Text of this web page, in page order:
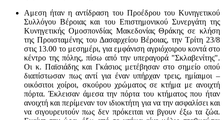
Αμεση ήταν η αντίδραση του Προέδρου του Κυνηγετικού
Συλλόγου Βέροιας και του Επιστημονικού Συνεργάτη της
Κυνηγετικής Ομοσπονδίας Μακεδονίας Θράκης σε κλήση
της Προισταμένης του Δασαρχείου Βέροιας, την Τρίτη 23/8
στις 13.00 το μεσημέρι, για εμφάνιση αγριόχοιρου κοντά στο
κέντρο της πόλης, πίσω από την υπεραγορά "Σκλαβενίτης".
Οι κ. Παϊσιάδης και Γκάσιος μετέβησαν στο σημείο οπού
διαπίστωσαν πως αντί για έναν υπήρχαν τρεις, ημίαιμοι –
οικόσιτοι χοίροι, σκούρου χρώματος σε κτήμα με ανοιχτή
πόρτα. Έκλεισαν άμεσα την πόρτα του κτήματος που ήταν
ανοιχτή και περίμεναν τον ιδιοκτήτη για να την ασφαλίσει και
να σιγουρευτούν πως δεν πρόκειται να βγουν έξω τα ζώα.